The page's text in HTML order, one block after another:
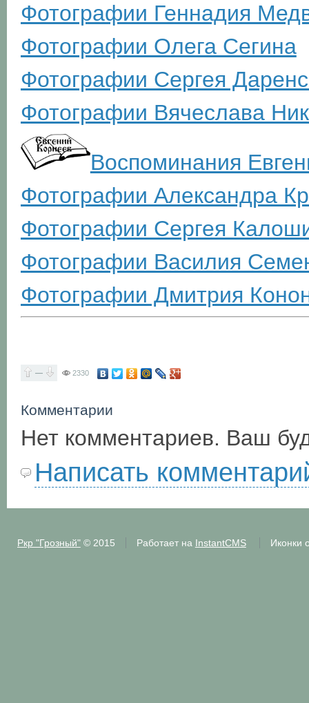
Фотографии Геннадия
Фотографии Олега Сегина
Фотографии Сергея
Фотографии Вячеслава
Воспоминания
Фотографии Александра
Фотографии Сергея
Фотографии Василия
Фотографии Дмитрия
— 2330
Комментарии
Нет комментариев. Ваш
Написать
Ркр "Грозный"© 2015 Работает на InstantCMS Иконки